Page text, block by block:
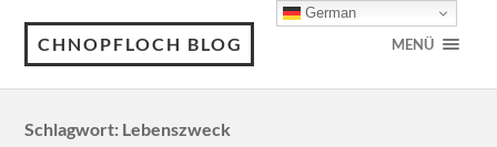
CHNOPFLOCH BLOG MENÜ
Schlagwort: Lebenszweck
German